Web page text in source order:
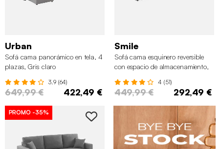
Urban
Sofá cama panorámico en tela, 4
plazas, Gris claro
3.9 (64)
649,99 € 422,49 €
Smile
Sofá cama esquinero reversible
con espacio de almacenamiento,
4 (51)
449,99 € 292,49 €
PROMO -35%